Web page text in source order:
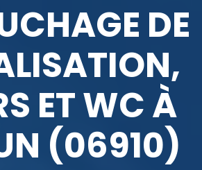
DE
ET WC À
(06910)